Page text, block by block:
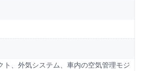
ト、外気システム、車内の空気管理モジ